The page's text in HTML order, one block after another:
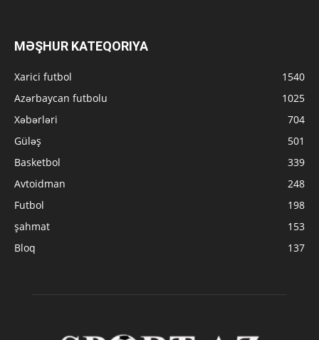
MƏŞHUR KATEQORIYA
Xarici futbol
1540
Azərbaycan futbolu
1025
Xəbərləri
704
Güləş
501
Basketbol
339
Avtoidman
248
Futbol
198
şahmat
153
Bloq
137